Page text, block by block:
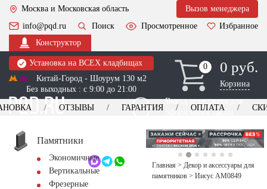
Москва и Московская область
Вызов менеджера
info@pqd.ru
Поиск Просмотренное
Избранное
Конструктор
Установка на ВСЕХ кладбищах
Китай-Город - Шоурум 130 м2
Без выходных : с 9:00 до 21:00
0
0 0 руб.
Корзина
Выезд менеджера для
оформления заказа
+7 (495) 518-44-23
Обратный звонок
ОТЗЫВЫ ГАРАНТИЯ ОПЛАТА
Памятники
Экономичные
Вертикальные
Фрезерные
Главная > Декор и аксессуары для
памятников > Иисус AM0849